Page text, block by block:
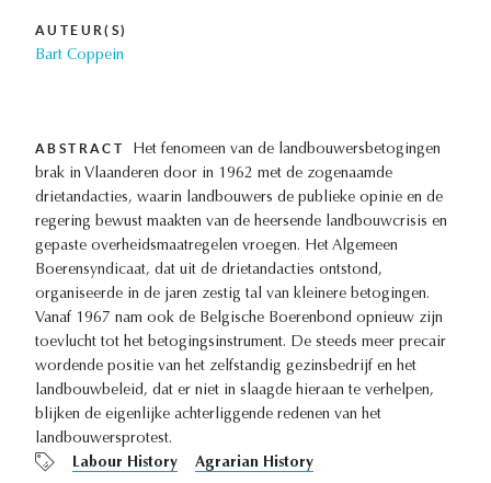
AUTEUR(S)
Bart Coppein
ABSTRACT
Het fenomeen van de landbouwersbetogingen
brak in Vlaanderen door in 1962 met de zogenaamde
drietandacties, waarin landbouwers de publieke opinie en de
regering bewust maakten van de heersende landbouwcrisis en
gepaste overheidsmaatregelen vroegen. Het Algemeen
Boerensyndicaat, dat uit de drietandacties ontstond,
organiseerde in de jaren zestig tal van kleinere betogingen.
Vanaf 1967 nam ook de Belgische Boerenbond opnieuw zijn
toevlucht tot het betogingsinstrument. De steeds meer precair
wordende positie van het zelfstandig gezinsbedrijf en het
landbouwbeleid, dat er niet in slaagde hieraan te verhelpen,
blijken de eigenlijke achterliggende redenen van het
landbouwersprotest.
Labour History
Agrarian History